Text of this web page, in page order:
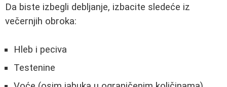
Da biste izbegli debljanje, izbacite sledeće iz
večernjih obroka:
Hleb i peciva
Testenine